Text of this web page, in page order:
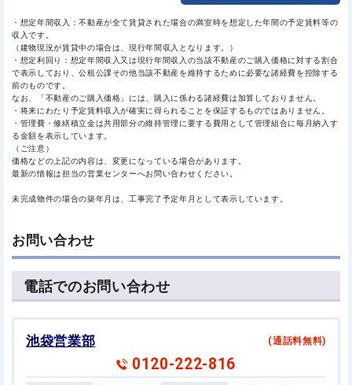
・想定年間収入：不動産が全て賃貸された場合の満室時を想定した年間の予定賃料等の
収入です。
（建物現況が賃貸中の場合は、現行年間収入となります。）
・想定利回り：想定年間収入又は現行年間収入の当該不動産のご購入価格に対する割合
で表示しており、公租公課その他当該不動産を維持するために必要な諸経費を控除する
前のものです。
なお、「不動産のご購入価格」には、購入に係わる諸経費は加算しておりません。
・将来にわたり予定賃料収入が確実に得られることを保証するものではありません。
・管理費・修繕積立金は共用部分の維持管理に要する費用として管理組合に毎月納入す
る金額を表示しています。
（ご注意）
価格などの上記の内容は、変更になっている場合があります。
最新の情報は担当の営業センターへお問い合わせください。
未完成物件の場合の築年月は、工事完了予定年月として表示しています。
お問い合わせ
電話でのお問い合わせ
池袋営業部
0120-222-816
(通話料無料)